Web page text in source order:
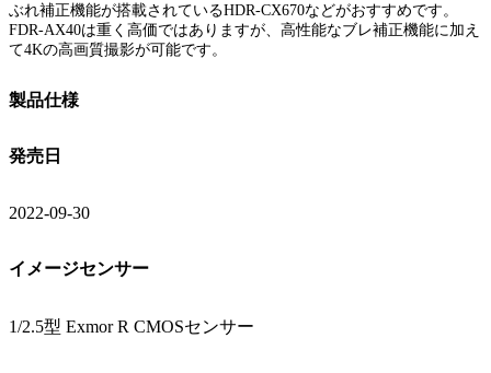
ぶれ補正機能が搭載されているHDR-CX670などがおすすめです。
FDR-AX40は重く高価ではありますが、高性能なブレ補正機能に加え
て4Kの高画質撮影が可能です。
製品仕様
発売日
2022-09-30
イメージセンサー
1/2.5型 Exmor R CMOSセンサー